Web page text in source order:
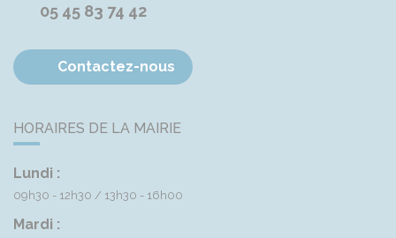
05 45 83 74 42
Contactez-nous
HORAIRES DE LA MAIRIE
Lundi :
09h30 - 12h30 13h30 - 16h00
Mardi :